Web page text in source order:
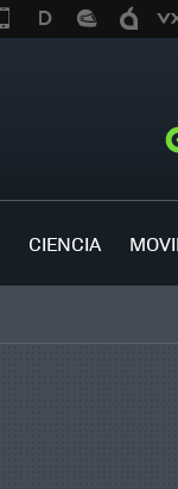
CIENCIA